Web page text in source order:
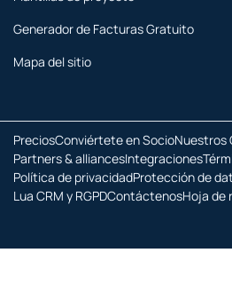
Generador de Facturas Gratuito
Mapa del sitio
PreciosConviértete en SocioNuestros
Partners & alliancesIntegraciones
Política de privacidadProtección de
Lua CRM y RGPDContáctenosHoja de